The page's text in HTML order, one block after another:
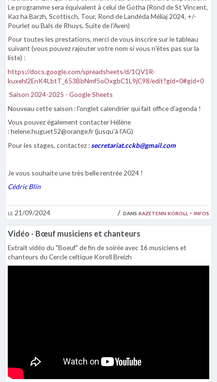
le 21/09/2024 dans kazetenn koroll - infos
Le programme sera équivalent à celui de Gotha (Rond de St Vincent,
Kaz ha Barzh, Scottisch, Tour, Rond de Landéda Méliaj 2024, +/-
Pourlet ou Bals de Rhuys, Suite de l'Aven)
Pour toutes les prestations, merci de vous inscrire sur le tableau
suivant (vous pouvez rajouter votre nom si vous n'êtes pas sur la
liste) :
https://docs.google.com/spreadsheets/d/1QV1R-
kuxehl2EnK4LbtT_653BbNmf5oOxgbC1L9jC98/edit?gid=0#gid=0
Saison 2024-2025 - Google Sheets
Nouveau cette saison : l'onglet calendrier qui fait office d'agenda !
Vous pouvez également contacter Hélène
: helene.huguet52@orange.fr (jusqu'à l'AG)
Pour les stages, contactez : secretariat.cckb@gmail.com
Je vous souhaite une très belle rentrée 2024 !
Cédric Blin
Vidéo - Bœuf musiciens et chanteurs
Extrait vidéo du "Boeuf" de fin de soirée avec 16 musiciens et
chanteurs du Cercle celtique Koroll Breizh